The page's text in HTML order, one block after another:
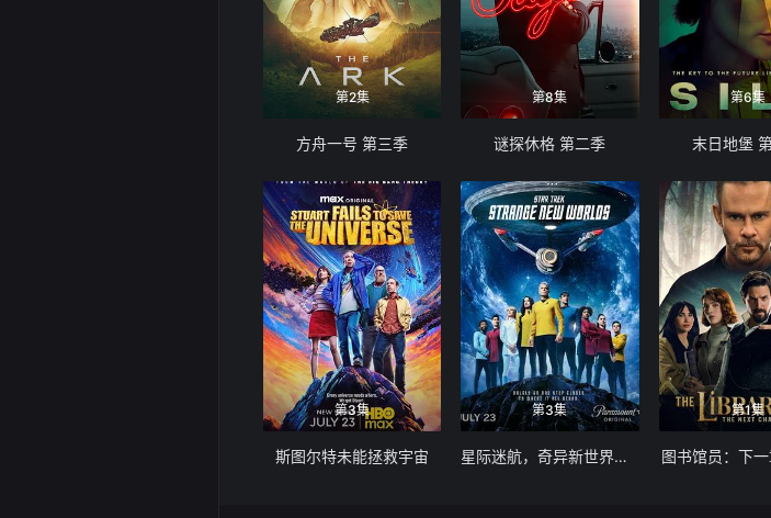
第2集
方舟一号 第三季
第8集
谜探休格 第二季
第6集
末日地堡
第3集
斯图尔特未能拯救宇宙
第3集
星际迷航，奇异新世界第四季
第1集
图书馆员：下